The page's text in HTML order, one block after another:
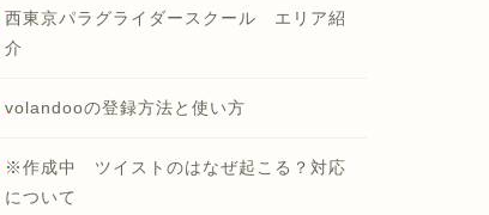
西東京パラグライダースクール エリア紹
介
volandooの登録方法と使い方
※作成中 ツイストのはなぜ起こる？対応
について